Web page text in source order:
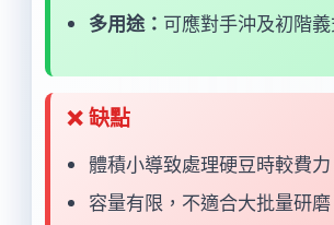
多用途： 可應對手沖及初階
❌ 缺點
體積小導致處理硬豆時較費力
容量有限，不適合大批量研磨